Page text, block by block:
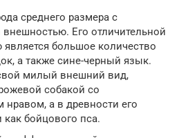
среднего размера с
Его отличительной
большое количество
а также сине-черный язык.
милый внешний вид,
собакой со
нравом, а в древности его
бойцового пса.